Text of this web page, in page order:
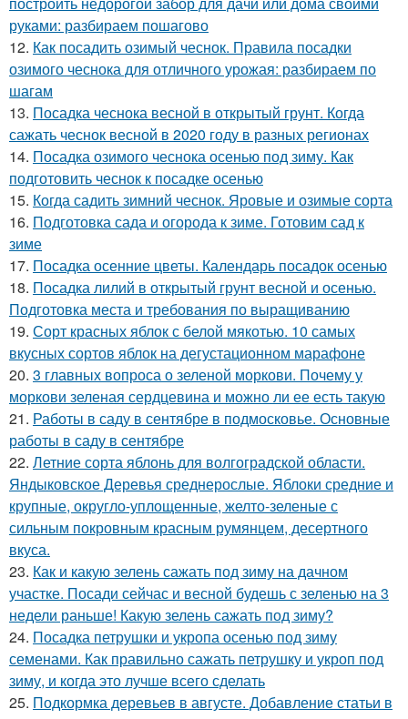
руками: разбираем пошагово
12. Как посадить озимый чеснок. Правила посадки
озимого чеснока для отличного урожая: разбираем по
шагам
13. Посадка чеснока весной в открытый грунт. Когда
сажать чеснок весной в 2020 году в разных регионах
14. Посадка озимого чеснока осенью под зиму. Как
подготовить чеснок к посадке осенью
15. Когда садить зимний чеснок. Яровые и озимые сорта
16. Подготовка сада и огорода к зиме. Готовим сад к
зиме
17. Посадка осенние цветы. Календарь посадок осенью
18. Посадка лилий в открытый грунт весной и осенью.
Подготовка места и требования по выращиванию
19. Сорт красных яблок с белой мякотью. 10 самых
вкусных сортов яблок на дегустационном марафоне
20. 3 главных вопроса о зеленой моркови. Почему у
моркови зеленая сердцевина и можно ли ее есть такую
21. Работы в саду в сентябре в подмосковье. Основные
работы в саду в сентябре
22. Летние сорта яблонь для волгоградской области.
Яндыковское Деревья среднерослые. Яблоки средние и
крупные, округло-уплощенные, желто-зеленые с
сильным покровным красным румянцем, десертного
вкуса.
23. Как и какую зелень сажать под зиму на дачном
участке. Посади сейчас и весной будешь с зеленью на 3
недели раньше! Какую зелень сажать под зиму?
24. Посадка петрушки и укропа осенью под зиму
семенами. Как правильно сажать петрушку и укроп под
зиму, и когда это лучше всего сделать
25. Подкормка деревьев в августе. Добавление статьи в